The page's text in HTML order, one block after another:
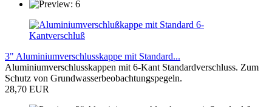
3" Aluminiumverschlusskappe mit Standard...
Aluminiumverschlusskappen mit 6-Kant Standardverschluss. Zum
Schutz von Grundwasserbeobachtungspegeln.
28,70 EUR